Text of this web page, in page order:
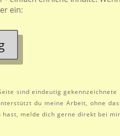
ein:
sind eindeutig
du meine Arbeit, ohne
hast, melde dich gerne direkt bei